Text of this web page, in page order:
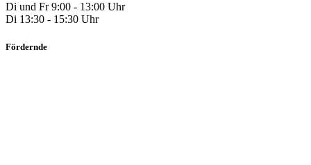
Di und Fr 9:00 - 13:00 Uhr
Di 13:30 - 15:30 Uhr
Fördernde